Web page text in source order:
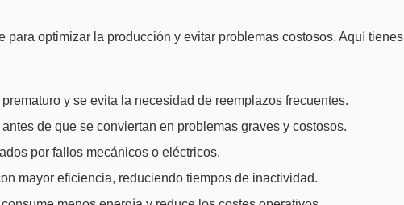
optimizar la producción y evitar problemas costosos. Aquí tienes
y se evita la necesidad de reemplazos frecuentes.
de que se conviertan en problemas graves y costosos.
por fallos mecánicos o eléctricos.
mayor eficiencia, reduciendo tiempos de inactividad.